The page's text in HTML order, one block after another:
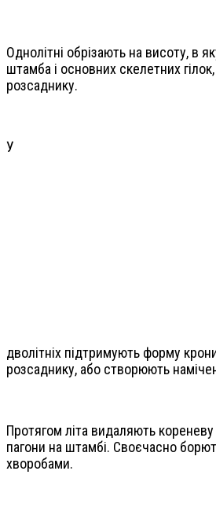
Однолітні обрізають на висоту, в
штамба і основних скелетних
розсаднику.
У
дволітніх підтримують форму
розсаднику, або створюють
Протягом літа видаляють кореневу
пагони на штамбі. Своєчасно
хворобами.